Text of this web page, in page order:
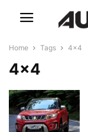
Home Tags 4×4
4×4